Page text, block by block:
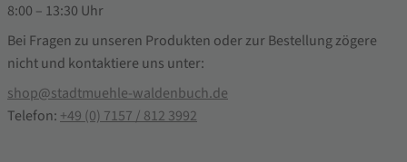
8:00 – 13:30 Uhr
Bei Fragen zu unseren Produkten oder zur Bestellung zögere
nicht und kontaktiere uns unter:
shop@stadtmuehle-waldenbuch.de
Telefon: +49 (0) 7157 / 812 3992